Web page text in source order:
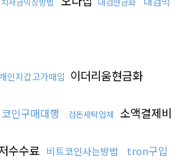
인지갑고가매입 이더리움현금화
인구매대행 검돈세탁업체 소액결제비
수수료 비트코인사는방법
tron구입